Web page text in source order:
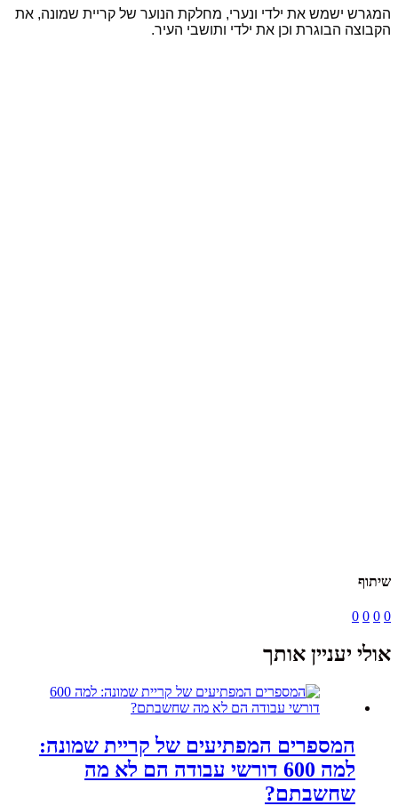
המגרש ישמש את ילדי ונערי, מחלקת הנוער של קריית שמונה, את
הקבוצה הבוגרת וכן את ילדי ותושבי העיר.
שיתוף
0
0
0
0
אולי יעניין אותך
המספרים המפתיעים של קריית שמונה:
למה 600 דורשי עבודה הם לא מה
שחשבתם?